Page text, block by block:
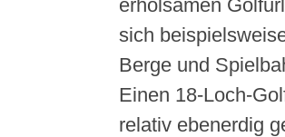
erholsamen
sich
Berge und
Einen 18-Loch-
relativ ebenerdig